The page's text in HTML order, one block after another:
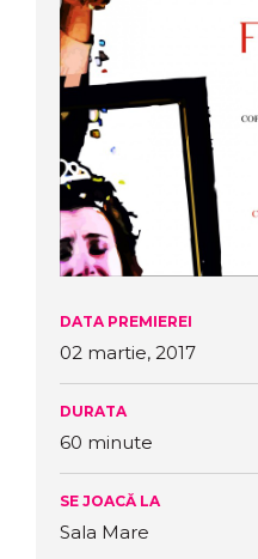
DATA PREMIEREI
02 martie, 2017
DURATA
60 minute
SE JOACĂ LA
Sala Mare